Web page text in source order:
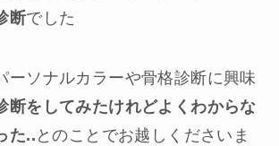
断でした
ーソナルカラーや骨格診断に興味
断をしてみたけれどよくわからな
た.. とのことでお越しくださいま